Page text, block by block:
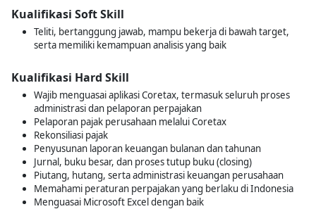
Kualifikasi Soft Skill
Teliti, bertanggung jawab, mampu bekerja di bawah target,
serta memiliki kemampuan analisis yang baik
Kualifikasi Hard Skill
Wajib menguasai aplikasi Coretax, termasuk seluruh proses
administrasi dan pelaporan perpajakan
Pelaporan pajak perusahaan melalui Coretax
Rekonsiliasi pajak
Penyusunan laporan keuangan bulanan dan tahunan
Jurnal, buku besar, dan proses tutup buku (closing)
Piutang, hutang, serta administrasi keuangan perusahaan
Memahami peraturan perpajakan yang berlaku di Indonesia
Menguasai Microsoft Excel dengan baik